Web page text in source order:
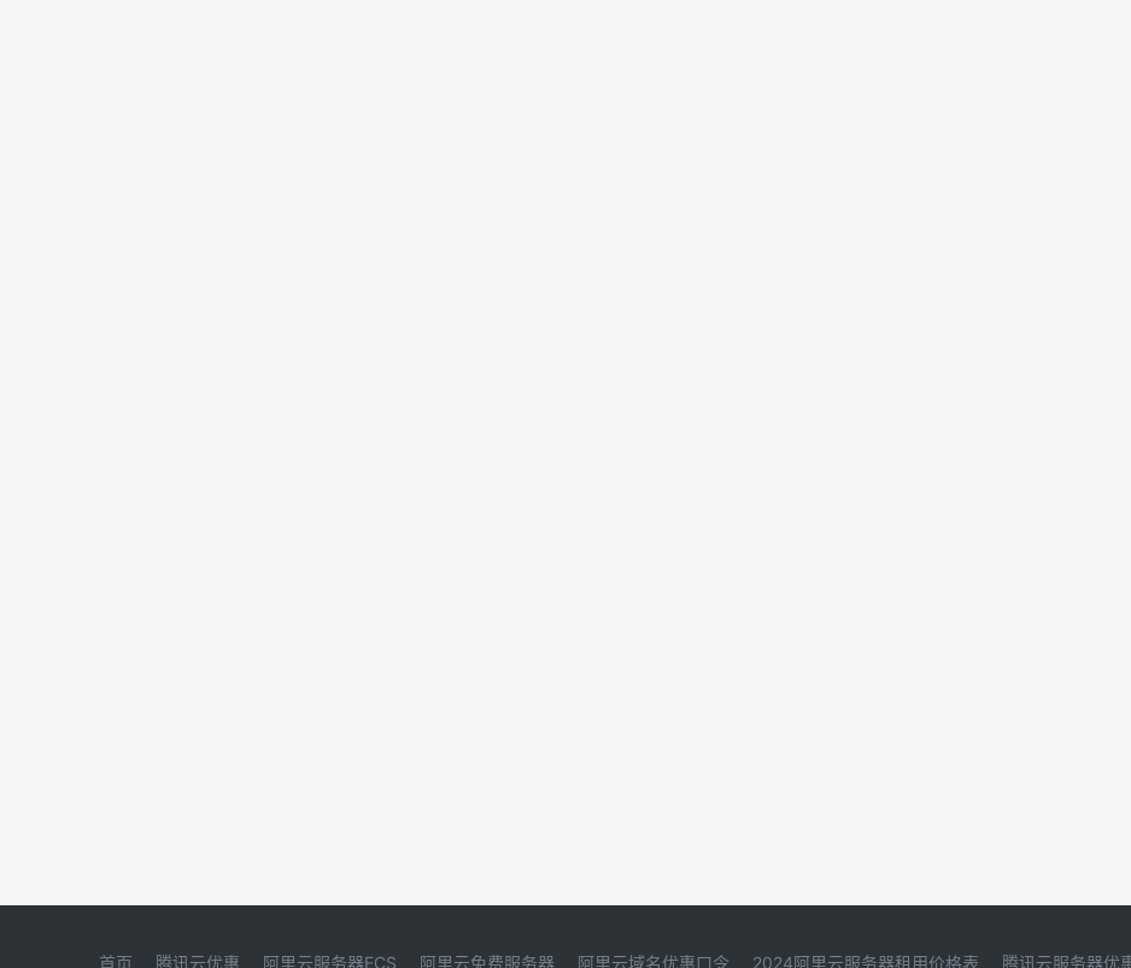
首页 腾讯云优惠 阿里云服务器ECS 阿里云免费服务器 阿里云域名优惠口令 2024阿里云服务器租用价格表 腾讯云服务器优